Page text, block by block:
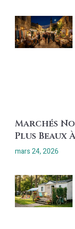
Marchés
Plus Beaux
mars 24, 2026